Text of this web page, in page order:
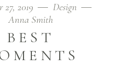
27, 2019
Design
Anna Smith
BEST